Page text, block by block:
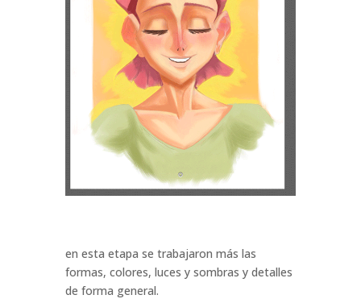
en esta etapa se trabajaron más las
formas, colores, luces y sombras y detalles
de forma general.